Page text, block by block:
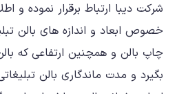
شرکت دیبا ارتباط برقرار نموده و
خصوص ابعاد و اندازه های بالن
چاپ بالن و همچنین ارتفاعی که
بگیرد و مدت ماندگاری بالن